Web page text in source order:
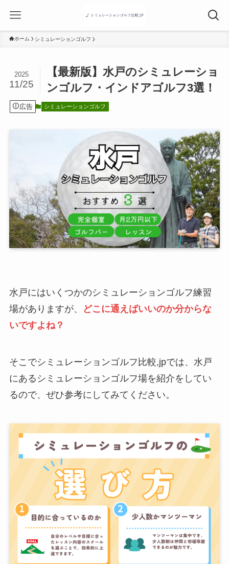
ホーム シミュレーションゴルフ
【最新版】水戸のシミュレーショ
ンゴルフ・インドアゴルフ3選！
2025
11/25
広告 シミュレーションゴルフ
水戸にはいくつかのシミュレーションゴルフ練習
場がありますが、
どこに通えばいいのか分からな
いですよね？
そこでシミュレーションゴルフ比較,jpでは、水戸
にあるシミュレーションゴルフ場を紹介をしてい
るので、ぜひ参考にしてみてください。